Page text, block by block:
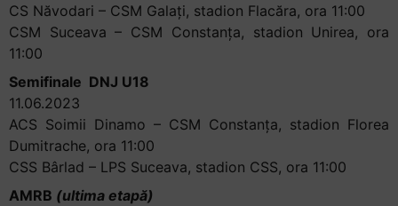
CS Năvodari – CSM Galați, stadion Flacăra, ora 11:00
CSM Suceava – CSM Constanța, stadion Unirea, ora
11:00
Semifinale DNJ U18
11.06.2023
ACS Soimii Dinamo – CSM Constanța, stadion Florea
Dumitrache, ora 11:00
CSS Bârlad – LPS Suceava, stadion CSS, ora 11:00
AMRB (ultima etapă)